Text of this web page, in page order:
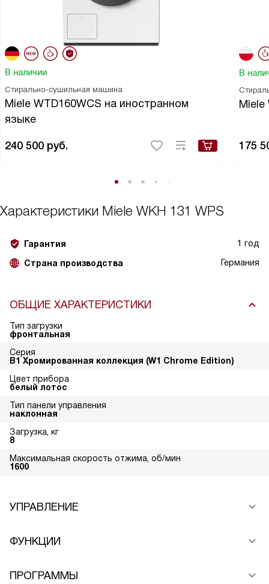
В наличии
Стирально-сушильная машина
Miele WTD160WCS на иностранном
языке
240 500 руб.
В
Miele
175
Характеристики Miele WKH 131 WPS
Гарантия 1 год
Страна производства Германия
ОБЩИЕ ХАРАКТЕРИСТИКИ
Тип загрузки
фронтальная
Серия
В1 Хромированная коллекция (W1 Chrome Edition)
Цвет прибора
белый лотос
Тип панели управления
наклонная
Загрузка, кг
8
Максимальная скорость отжима, об/мин
1600
УПРАВЛЕНИЕ
ФУНКЦИИ
ПРОГРАММЫ